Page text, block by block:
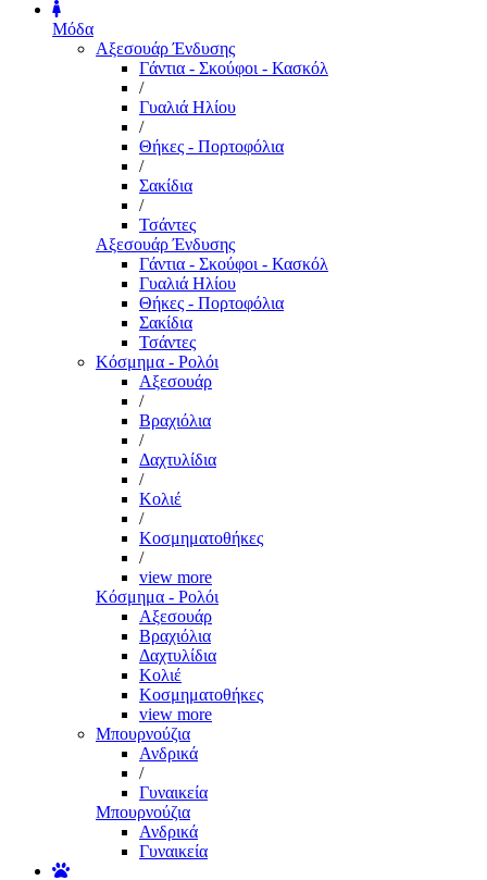
Μόδα
Αξεσουάρ Ένδυσης
Γάντια - Σκούφοι - Κασκόλ
/
Γυαλιά Ηλίου
/
Θήκες - Πορτοφόλια
/
Σακίδια
/
Τσάντες
Αξεσουάρ Ένδυσης
Γάντια - Σκούφοι - Κασκόλ
Γυαλιά Ηλίου
Θήκες - Πορτοφόλια
Σακίδια
Τσάντες
Κόσμημα - Ρολόι
Αξεσουάρ
/
Βραχιόλια
/
Δαχτυλίδια
/
Κολιέ
/
Κοσμηματοθήκες
/
view more
Κόσμημα - Ρολόι
Αξεσουάρ
Βραχιόλια
Δαχτυλίδια
Κολιέ
Κοσμηματοθήκες
view more
Μπουρνούζια
Ανδρικά
/
Γυναικεία
Μπουρνούζια
Ανδρικά
Γυναικεία